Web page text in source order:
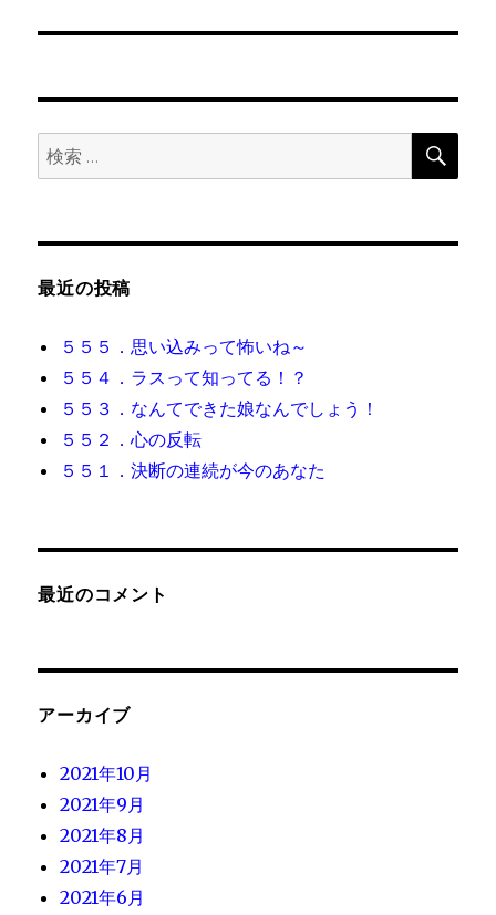
ー
ン
投
検
索:
検
最近の投稿
５５５．思い込みって怖いね～
５５４．ラスって知ってる！？
５５３．なんてできた娘なんでしょう！
５５２．心の反転
５５１．決断の連続が今のあなた
最近のコメント
アーカイブ
2021年10月
2021年9月
2021年8月
2021年7月
2021年6月